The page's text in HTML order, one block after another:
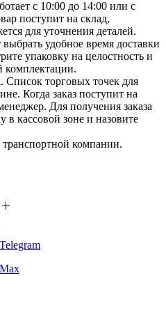
с 10:00 до 14:00 или с
поступит на склад,
для уточнения деталей.
удобное время доставки
упаковку на целостность и
комплектации.
Список торговых точек для
Когда заказ поступит на
Для получения заказа
в кассовой зоне и назовите
транспортной компании.